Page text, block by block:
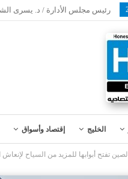
رئيس مجلس الأدارة / د. يسرى
الخليج إقتصاد وأسواق
الصين تفتح أبوابها للمزيد من السياح لإنعاش